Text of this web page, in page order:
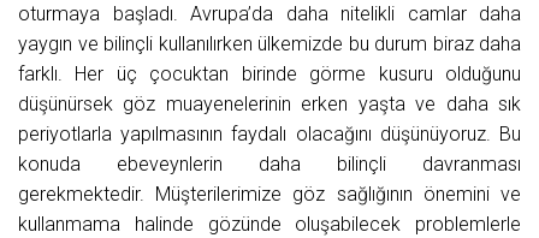
oturmaya başladı. Avrupa’da daha nitelikli camlar daha
yaygın ve bilinçli kullanılırken ülkemizde bu durum biraz daha
farklı. Her üç çocuktan birinde görme kusuru olduğunu
düşünürsek göz muayenelerinin erken yaşta ve daha sık
periyotlarla yapılmasının faydalı olacağını düşünüyoruz. Bu
konuda ebeveynlerin daha bilinçli davranması
gerekmektedir. Müşterilerimize göz sağlığının önemini ve
kullanmama halinde gözünde oluşabilecek problemlerle